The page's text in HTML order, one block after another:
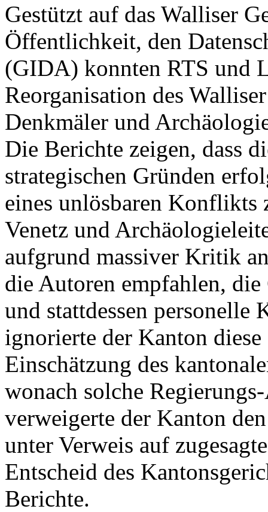
Gestützt auf das Walliser
Öffentlichkeit, den
(GIDA) konnten RTS und
Reorganisation des
Denkmäler und
Die Berichte zeigen, dass
strategischen Gründen
eines unlösbaren Konflikts
Venetz und
aufgrund massiver Kritik
die Autoren empfahlen,
und stattdessen personelle
ignorierte der Kanton
Einschätzung des
wonach solche
verweigerte der Kanton
unter Verweis auf
Entscheid des
Berichte.